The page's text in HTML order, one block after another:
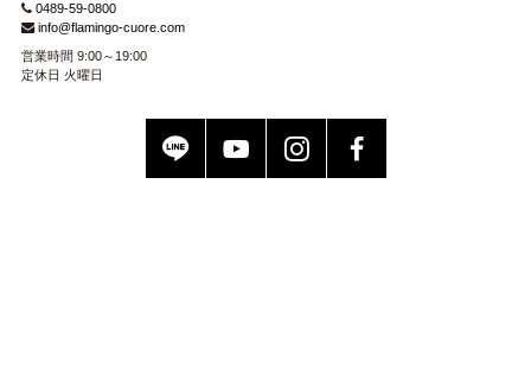
0489-59-0800
info@flamingo-cuore.com
営業時間 9:00～19:00
定休日 火曜日